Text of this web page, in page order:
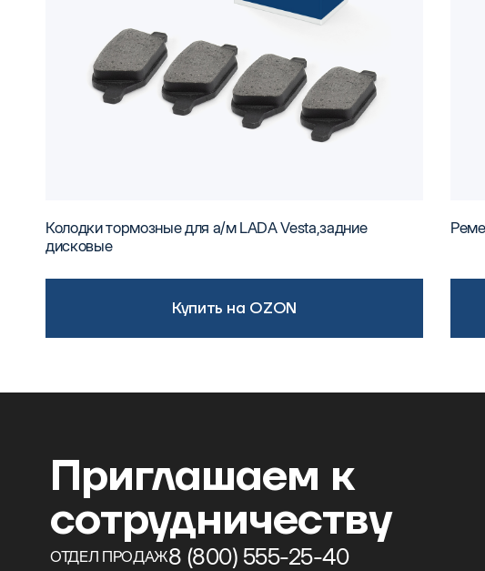
Колодки тормозные для а/м LADA Vesta,задние
дисковые
Купить на OZON
Приглашаем к
сотрудничеству
ОТДЕЛ ПРОДАЖ8 (800) 555-25-40